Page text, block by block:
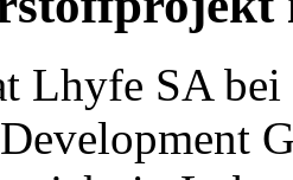
Lhyfe SA bei